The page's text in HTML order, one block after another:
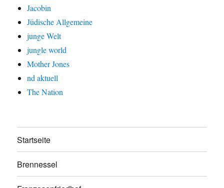
Jacobin
Jüdische Allgemeine
junge Welt
jungle world
Mother Jones
nd aktuell
The Nation
Startseite
Brennessel